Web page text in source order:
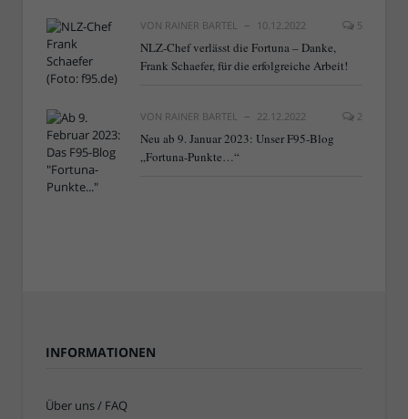
VON RAINER BARTEL 10.12.2022 5
NLZ-Chef verlässt die Fortuna – Danke,
Frank Schaefer, für die erfolgreiche Arbeit!
VON RAINER BARTEL 22.12.2022 2
Neu ab 9. Januar 2023: Unser F95-Blog
„Fortuna-Punkte…“
INFORMATIONEN
Über uns / FAQ